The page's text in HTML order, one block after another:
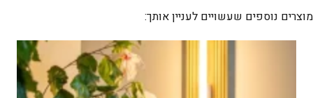
מוצרים נוספים שעשויים לעניין אותך: